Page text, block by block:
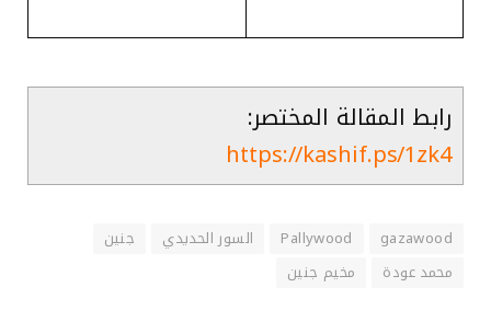
رابط المقالة المختصر:
https://kashif.ps/1zk4
gazawood
Pallywood السور الحديدي
جنين
محمد عودة
مخيم جنين